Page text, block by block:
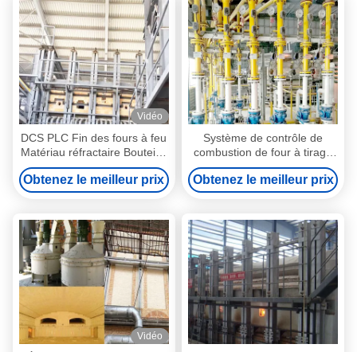
Vidéo
DCS PLC Fin des fours à feu
Matériau réfractaire Bouteille
de verre
Obtenez le meilleur prix
Système de contrôle de
combustion de four à tirage
final avec mécanisme de
renversement à double
tablier
Obtenez le meilleur prix
Vidéo